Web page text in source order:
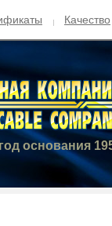
Качество
год основания